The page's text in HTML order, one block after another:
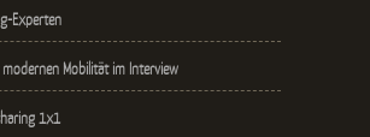
Experten
modernen Mobilität im Interview
1x1